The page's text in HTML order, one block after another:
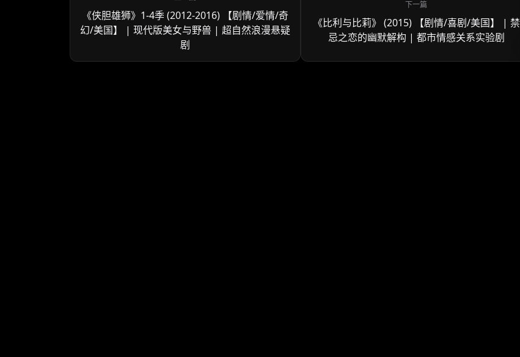
《侠胆雄狮》1-4季 (2012-2016) 【剧情/爱情/奇
幻/美国】 | 现代版美女与野兽 | 超自然浪漫悬疑
剧
《比利与比莉》 (2015) 【剧情/喜剧/美国】 | 禁
忌之恋的幽默解构 | 都市情感关系实验剧